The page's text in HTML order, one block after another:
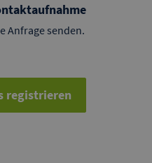
Anfrage senden.
registrieren